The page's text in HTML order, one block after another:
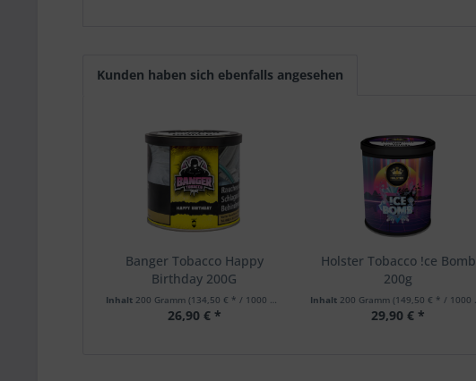
Kunden haben sich ebenfalls angesehen
Banger Tobacco Happy
Birthday 200G
Inhalt 200 Gramm (134,50 € * / 1000 Gramm)
26,90 € *
Holster Tobacco !ce Bomb
200g
Inhalt 200 Gramm (149,50 € * / 1000 Gramm)
29,90 € *